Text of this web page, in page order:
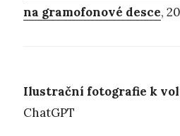
na gramofonové desce,
Ilustrační fotografie k
ChatGPT